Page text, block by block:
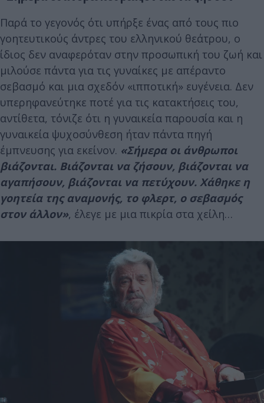
Παρά το γεγονός ότι υπήρξε ένας από τους πιο
γοητευτικούς άντρες του ελληνικού θεάτρου, ο
ίδιος δεν αναφερόταν στην προσωπική του ζωή και
μιλούσε πάντα για τις γυναίκες με απέραντο
σεβασμό και μια σχεδόν «ιπποτική» ευγένεια. Δεν
υπερηφανεύτηκε ποτέ για τις κατακτήσεις του,
αντίθετα, τόνιζε ότι η γυναικεία παρουσία και η
γυναικεία ψυχοσύνθεση ήταν πάντα πηγή
έμπνευσης για εκείνον. «Σήμερα οι άνθρωποι
βιάζονται. Βιάζονται να ζήσουν, βιάζονται να
αγαπήσουν, βιάζονται να πετύχουν. Χάθηκε η
γοητεία της αναμονής, το φλερτ, ο σεβασμός
στον άλλον», έλεγε με μια πικρία στα χείλη…